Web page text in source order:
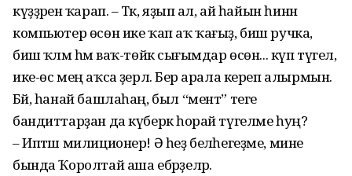
күҙҙәренә ҡарап. – Тәк, яҙып ал, ай һайын һинән
компьютер өсөн ике ҡап аҡ ҡағыҙ, биш ручка,
биш ҡәләм һәм ваҡ-төйәк сығымдар өсөн... күп түгел,
ике-өс мең аҡса әҙерлә. Бер арала кереп алырмын.
Бәй, һанай башлаһаң, был “мент” теге
бандиттарҙан да күберәк һорай түгелме һуң?
– Иптәш милиционер! Ә һеҙ беләһегеҙме, мине
бында Ҡоролтай аша ебәрҙеләр.